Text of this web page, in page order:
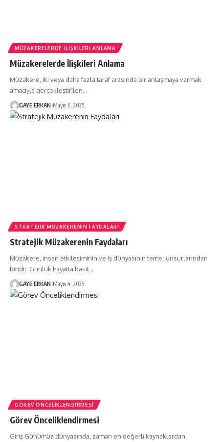
MÜZAKERELERDE İLIŞKILERI ANLAMA
Müzakerelerde İlişkileri Anlama
Müzakere, iki veya daha fazla taraf arasında bir anlaşmaya varmak
amacıyla gerçekleştirilen…
GAYE ERKAN Mayıs 6, 2025
STRATEJIK MÜZAKERENIN FAYDALARI
Stratejik Müzakerenin Faydaları
Müzakere, insan etkileşiminin ve iş dünyasının temel unsurlarından
biridir. Günlük hayatta basit…
GAYE ERKAN Mayıs 4, 2025
GÖREV ÖNCELIKLENDIRMESI
Görev Önceliklendirmesi
Giriş Günümüz dünyasında, zaman en değerli kaynaklardan